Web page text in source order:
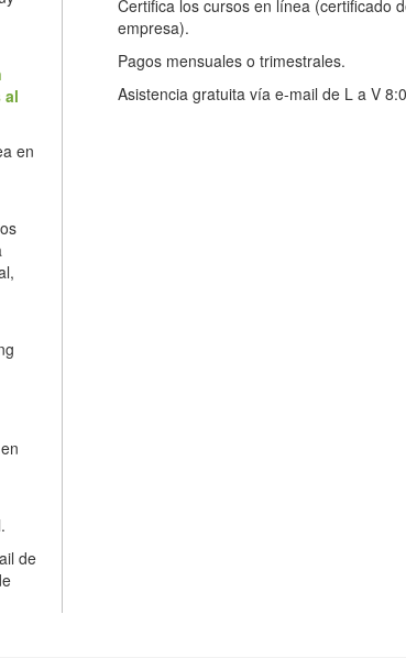
al
en
de
Certifica los cursos en línea (certificado
empresa).
Pagos mensuales o trimestrales.
Asistencia gratuita vía e-mail de L a V